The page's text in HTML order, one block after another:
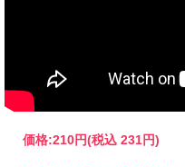
価格:210円(税込 231円)